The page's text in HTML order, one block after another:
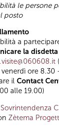
le persone
posto
a
la
ore 8.30
il Contact
alle 19.00)
Sovrintendenza
Zètema